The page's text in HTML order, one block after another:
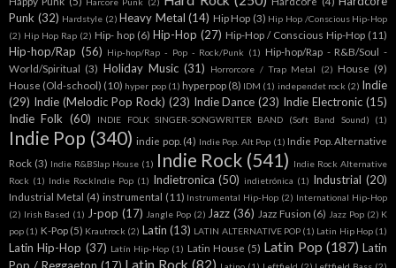
Punk (32) Hardstyle (2) Heavy Metal (14) Hip Hop (3) Hip Hop /Conscious Hip-Hop
(2) Hip Hop Rap (2) Hip- hop (6) Hip-Hop (27) Hip-Hop / Conscious Hip-Hop (11)
Hip-hop/Rap (56) Hip-hop/Rap - Pop - Rock/Punk (1) Hip-hop/Rap - R&B/Soul -
World/Spiritual (3) Holiday Music (31) Horrorcore / Trap Metal (2) House (9)
House (Old-school) (10) hyper pop (1) hyperpop (8) IDM (1) independet rock (2) Indie
(29) Indie (Melodic Pop Rock) (23) Indie Dance (23) Indie Electronic (15)
Indie Folk (60) INDIE FOLK SINGER-SONGWRITER BAND (Soft Band Sound) (1)
Indie Pop (340) indie pop. (4) Indie Pop. Alt Pop (1) Indie Pop. Alternative
Rock (3) Indie R&BSlap House (1) Indie Rock (541) Indie Rock Alternative
Rock (1) Indie RockIndie Pop (1) Indietronica (50) indietrónica (1) Industrial (20)
Industrial Metal (4) instrumental (11) Instrumental Hip-Hop (2) International Hip-Hop
(2) Irish Based (1) J-pop (17) Jangle Pop (2) Jazz (36) Jazz Fusion (6) Jazz Pop (2) K
pop (1) K-Pop (5) Krautrock (2) Latin (13) LATIN ALTERNATIVE POP (1) Latin Hip Hop (1)
Latin Hip-Hop (37) Latín Hip-Hop (1) Latin House (5) Latin Pop (187) Latin
Latin Rock (82)